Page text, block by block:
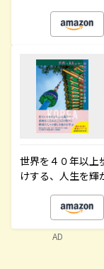
世界を４０年以上
けする、人生を輝
AD